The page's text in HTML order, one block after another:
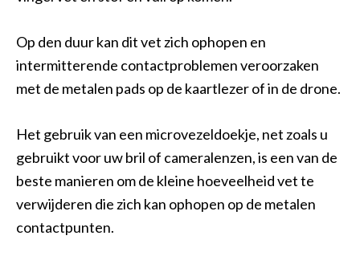
Op den duur kan dit vet zich ophopen en
intermitterende contactproblemen veroorzaken
met de metalen pads op de kaartlezer of in de drone.
Het gebruik van een microvezeldoekje, net zoals u
gebruikt voor uw bril of cameralenzen, is een van de
beste manieren om de kleine hoeveelheid vet te
verwijderen die zich kan ophopen op de metalen
contactpunten.